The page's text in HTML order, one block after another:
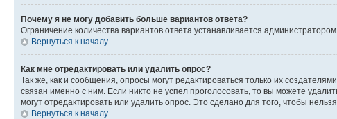
Почему я не могу добавить больше вариантов ответа?
Ограничение количества вариантов ответа устанавливается
Вернуться к началу
Как мне отредактировать или удалить опрос?
Так же, как и сообщения, опросы могут редактироваться только их
связан именно с ним. Если никто не успел проголосовать, то вы можете
могут отредактировать или удалить опрос. Это сделано для того, чтобы
Вернуться к началу